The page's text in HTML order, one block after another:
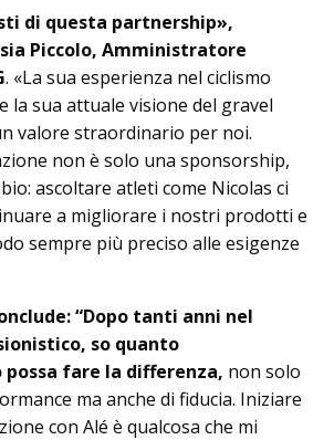
di questa partnership»,
Piccolo, Amministratore
. «La sua esperienza nel ciclismo
la sua attuale visione del gravel
valore straordinario per noi.
non è solo una sponsorship,
ascoltare atleti come Nicolas ci
a migliorare i nostri prodotti e
sempre più preciso alle esigenze
“Dopo tanti anni nel
so quanto
possa fare la differenza, non solo
ma anche di fiducia. Iniziare
con Alé è qualcosa che mi